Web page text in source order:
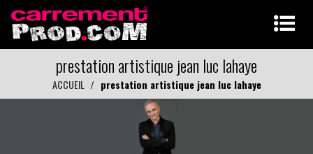
prestation artistique jean luc lahaye
ACCUEIL prestation artistique jean luc lahaye